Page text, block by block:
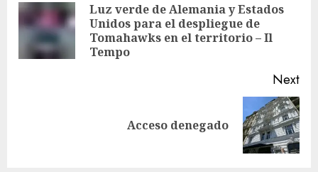
Luz verde de Alemania y Estados
Unidos para el despliegue de
Tomahawks en el territorio – Il
Tempo
Next
Acceso denegado